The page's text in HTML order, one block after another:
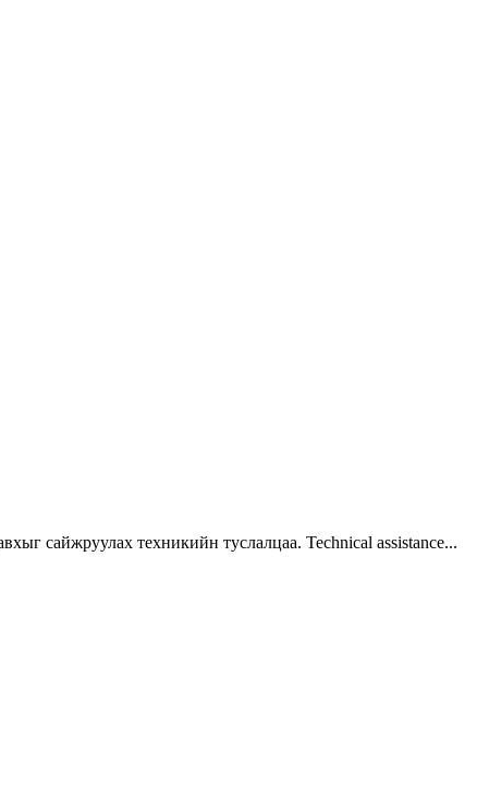
сайжруулах техникийн туслалцаа. Technical assistance...